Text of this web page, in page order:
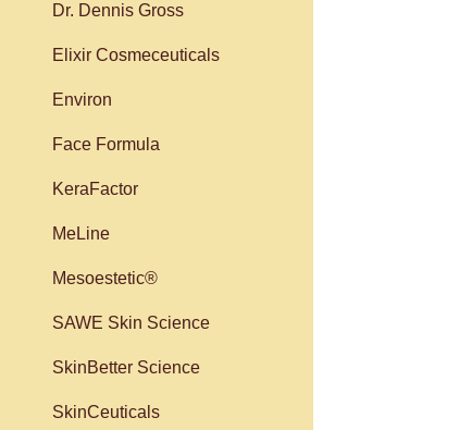
Dr. Dennis Gross
Elixir Cosmeceuticals
Environ
Face Formula
KeraFactor
MeLine
Mesoestetic®
SAWE Skin Science
SkinBetter Science
SkinCeuticals